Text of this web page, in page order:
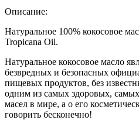
Описание:
Натуральное 100% кокосовое
Tropicana Oil.
Натуральное кокосовое масло
безвредных и безопасных
пищевых продуктов, без
одним из самых здоровых,
масел в мире, а о его
говорить бесконечно!